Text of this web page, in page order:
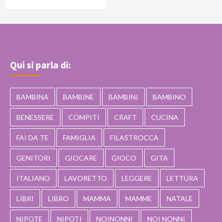
Qui si parla di:
BAMBINA BAMBINE BAMBINI BAMBINO
BENESSERE COMPITI CRAFT CUCINA
FAI DA TE FAMIGLIA FILASTROCCA
GENITORI GIOCARE GIOCO GITA
ITALIANO LAVORETTO LEGGERE LETTURA
LIBRI LIBRO MAMMA MAMME NATALE
NIPOTE NIPOTI NOINONNI NOI NONNI